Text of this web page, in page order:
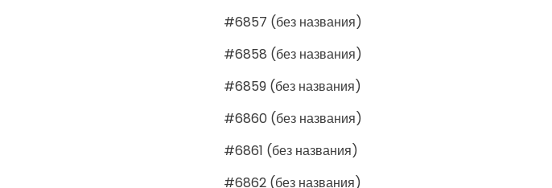
#6857 (без названия)
#6858 (без названия)
#6859 (без названия)
#6860 (без названия)
#6861 (без названия)
#6862 (без названия)